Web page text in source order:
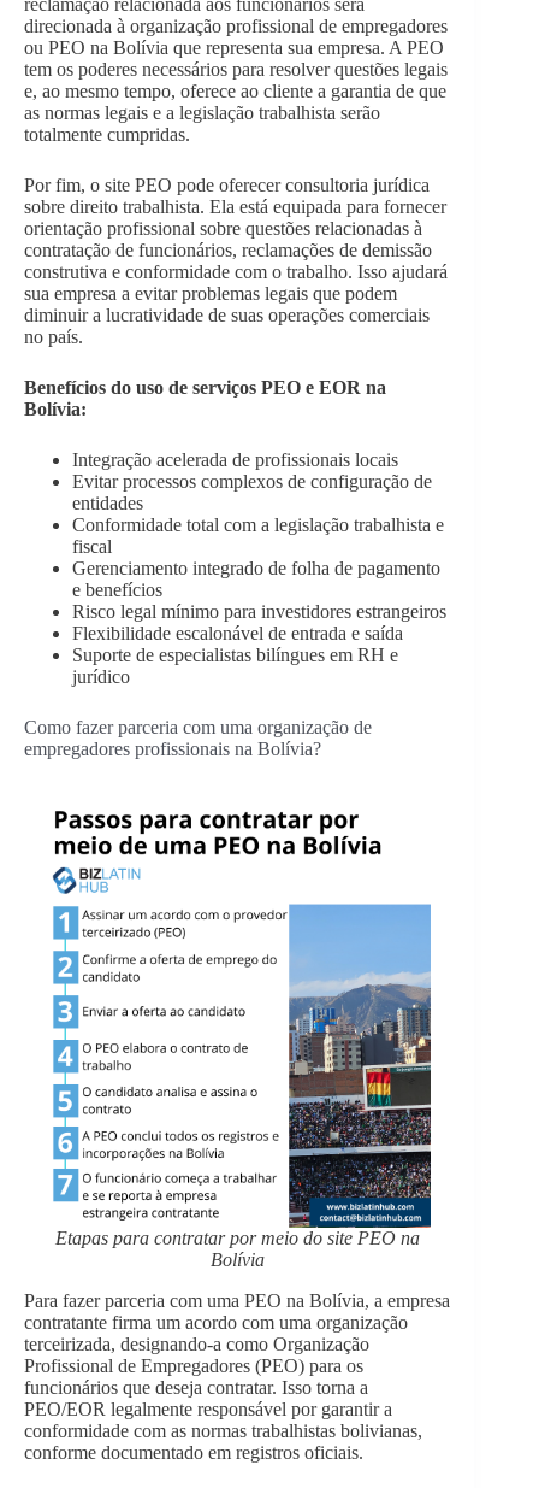
direcionada à organização profissional de empregadores
ou PEO na Bolívia que representa sua empresa. A PEO
tem os poderes necessários para resolver questões legais
e, ao mesmo tempo, oferece ao cliente a garantia de que
as normas legais e a legislação trabalhista serão
totalmente cumpridas.
Por fim, o site PEO pode oferecer consultoria jurídica
sobre direito trabalhista. Ela está equipada para fornecer
orientação profissional sobre questões relacionadas à
contratação de funcionários, reclamações de demissão
construtiva e conformidade com o trabalho. Isso ajudará
sua empresa a evitar problemas legais que podem
diminuir a lucratividade de suas operações comerciais
no país.
Benefícios do uso de serviços PEO e EOR na
Bolívia:
Integração acelerada de profissionais locais
Evitar processos complexos de configuração de
entidades
Conformidade total com a legislação trabalhista e
fiscal
Gerenciamento integrado de folha de pagamento
e benefícios
Risco legal mínimo para investidores estrangeiros
Flexibilidade escalonável de entrada e saída
Suporte de especialistas bilíngues em RH e
jurídico
Como fazer parceria com uma organização de
empregadores profissionais na Bolívia?
Etapas para contratar por meio do site PEO na
Bolívia
Para fazer parceria com uma PEO na Bolívia, a empresa
contratante firma um acordo com uma organização
terceirizada, designando-a como Organização
Profissional de Empregadores (PEO) para os
funcionários que deseja contratar. Isso torna a
PEO/EOR legalmente responsável por garantir a
conformidade com as normas trabalhistas bolivianas,
conforme documentado em registros oficiais.